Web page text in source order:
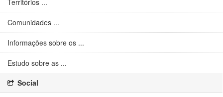
Territórios ...
Comunidades ...
Informações sobre os ...
Estudo sobre as ...
Social